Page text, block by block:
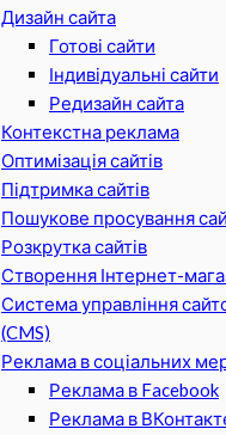
Дизайн сайта
Готові сайти
Індивідуальні сайти
Редизайн сайта
Контекстна реклама
Оптимізація сайтів
Підтримка сайтів
Пошукове просування
Розкрутка сайтів
Створення Інтернет-
Система управління
(CMS)
Реклама в соціальних
Реклама в Facebook
Реклама в